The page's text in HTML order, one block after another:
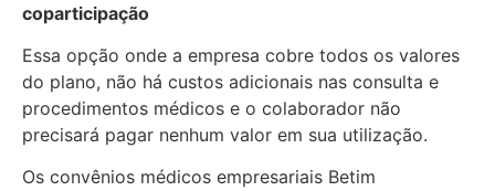
coparticipação
Essa opção onde a empresa cobre todos os valores
do plano, não há custos adicionais nas consulta e
procedimentos médicos e o colaborador não
precisará pagar nenhum valor em sua utilização.
Os convênios médicos empresariais Betim